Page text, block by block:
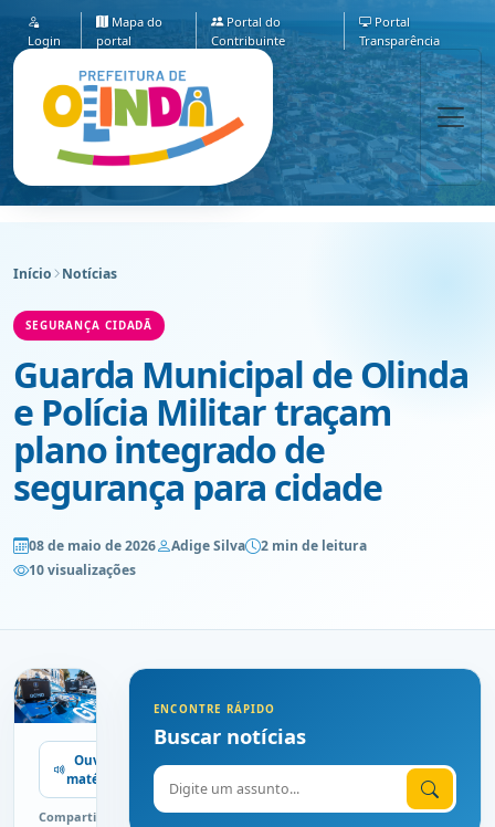
Login
Mapa do
portal
Portal do
Contribuinte
Portal
Transparência
Início Notícias
SEGURANÇA CIDADÃ
Guarda Municipal de Olinda
e Polícia Militar traçam
plano integrado de
segurança para cidade
08 de maio de 2026 Adige Silva
2 min de leitura
10 visualizações
Ouvir
matéria
Compartilhe
ENCONTRE RÁPIDO
Buscar notícias
Digite o assunto